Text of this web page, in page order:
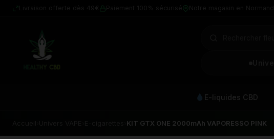
E-liquides CBD
KIT GTX ONE 2000mAh VAPORESSO PINK